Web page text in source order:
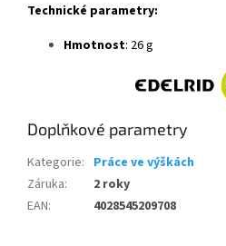
Technické parametry:
Hmotnost: 26 g
Doplňkové parametry
Kategorie: Práce ve výškách
Záruka:
2 roky
EAN: 4028545209708